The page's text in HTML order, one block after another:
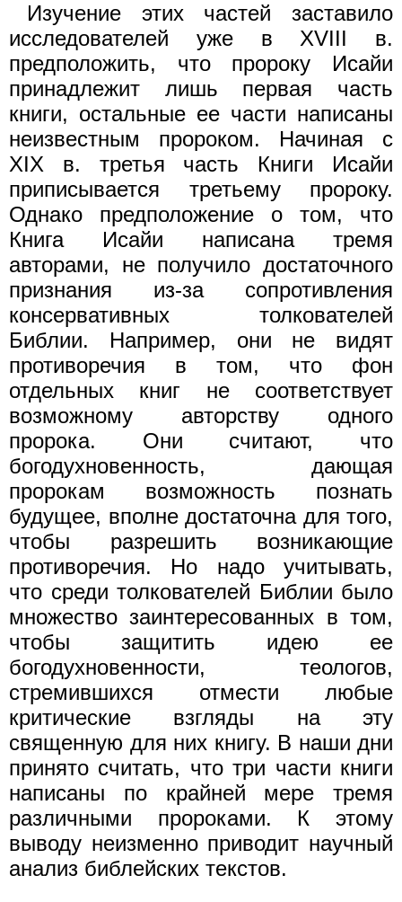
Изучение этих частей заставило
исследователей уже в XVIII в.
предположить, что пророку Исайи
принадлежит лишь первая часть
книги, остальные ее части написаны
неизвестным пророком. Начиная с
XIX в. третья часть Книги Исайи
приписывается третьему пророку.
Однако предположение о том, что
Книга Исайи написана тремя
авторами, не получило достаточного
признания из-за сопротивления
консервативных толкователей
Библии. Например, они не видят
противоречия в том, что фон
отдельных книг не соответствует
возможному авторству одного
пророка. Они считают, что
богодухновенность, дающая
пророкам возможность познать
будущее, вполне достаточна для того,
чтобы разрешить возникающие
противоречия. Но надо учитывать,
что среди толкователей Библии было
множество заинтересованных в том,
чтобы защитить идею ее
богодухновенности, теологов,
стремившихся отмести любые
критические взгляды на эту
священную для них книгу. В наши дни
принято считать, что три части книги
написаны по крайней мере тремя
различными пророками. К этому
выводу неизменно приводит научный
анализ библейских текстов.